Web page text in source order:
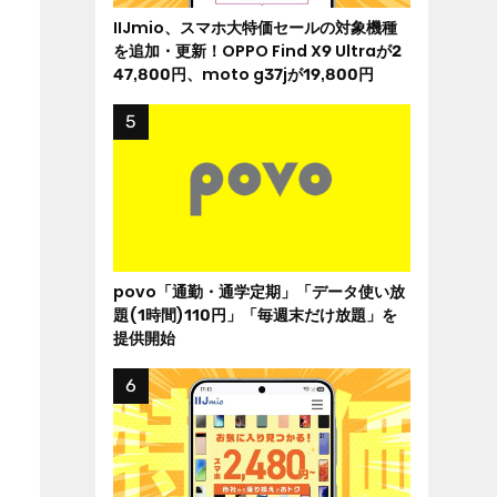
IIJmio、スマホ大特価セールの対象機種
を追加・更新！OPPO Find X9 Ultraが2
47,800円、moto g37jが19,800円
povo「通勤・通学定期」「データ使い放
題(1時間)110円」「毎週末だけ放題」を
提供開始